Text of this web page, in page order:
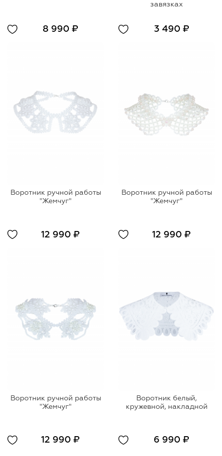
8 990 ₽
завязках
3 490 ₽
Воротник ручной работы
"Жемчуг"
12 990 ₽
Воротник ручной работы
"Жемчуг"
12 990 ₽
Воротник ручной работы
"Жемчуг"
12 990 ₽
Воротник белый,
кружевной, накладной
6 990 ₽